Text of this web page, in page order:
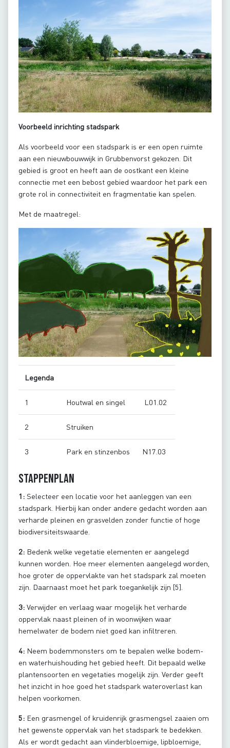
Voorbeeld inrichting stadspark
Als voorbeeld voor een stadspark is er een open ruimte
aan een nieuwbouwwijk in Grubbenvorst gekozen. Dit
gebied is groot en heeft aan de oostkant een kleine
connectie met een bebost gebied waardoor het park een
grote rol in connectiviteit en fragmentatie kan spelen.
Met de maatregel:
Legenda
1 Houtwal en singel L01.02
2 Struiken
3 Park en stinzenbos N17.03
Stappenplan
1: Selecteer een locatie voor het aanleggen van een
stadspark. Hierbij kan onder andere gedacht worden aan
verharde pleinen en grasvelden zonder functie of hoge
biodiversiteitswaarde.
2: Bedenk welke vegetatie elementen er aangelegd
kunnen worden. Hoe meer elementen aangelegd worden,
hoe groter de oppervlakte van het stadspark zal moeten
zijn. Daarnaast moet het park toegankelijk zijn [5].
3: Verwijder en verlaag waar mogelijk het verharde
oppervlak naast pleinen of in woonwijken waar
hemelwater de bodem niet goed kan infiltreren.
4: Neem bodemmonsters om te bepalen welke bodem-
en waterhuishouding het gebied heeft. Dit bepaald welke
plantensoorten en vegetaties mogelijk zijn. Verder geeft
het inzicht in hoe goed het stadspark wateroverlast kan
helpen voorkomen.
5: Een grasmengel of kruidenrijk grasmengsel zaaien om
het gewenste oppervlak van het stadspark te bedekken.
Als er wordt gedacht aan vlinderbloemige, lipbloemige,